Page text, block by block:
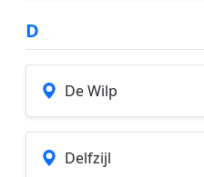
D
De Wilp
Delfzijl